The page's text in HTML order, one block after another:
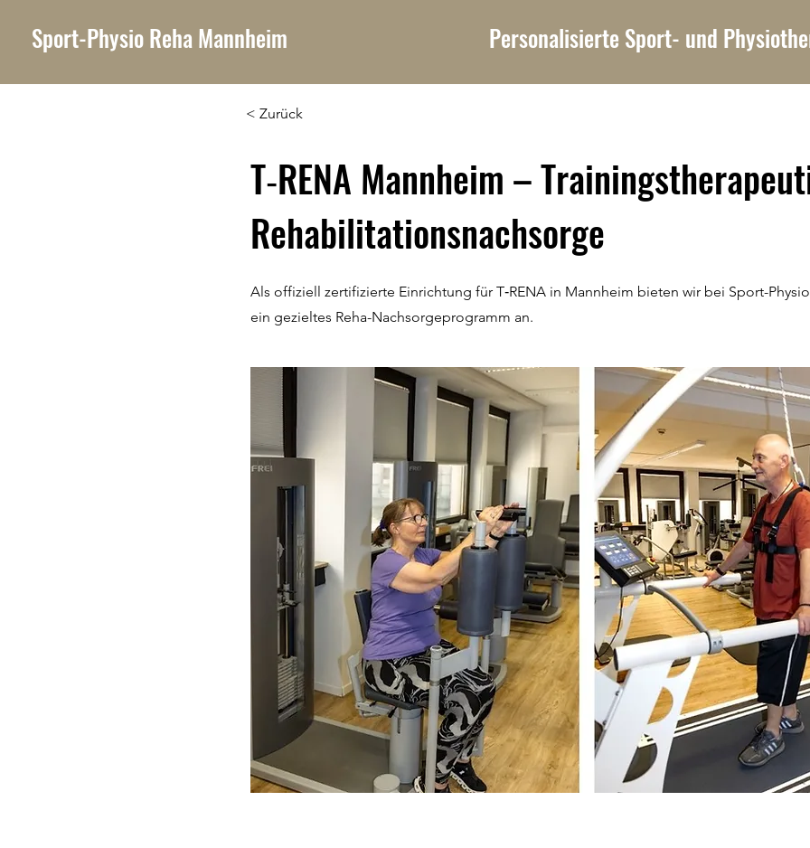
Sport-Physio Reha Mannheim Personalisierte Sport- und
< Zurück
T‑RENA Mannheim –
Rehabilitationsnachsorge
Als offiziell zertifizierte Einrichtung für T‑RENA in Mannheim bieten wir bei Sport-
ein gezieltes Reha-Nachsorgeprogramm an.